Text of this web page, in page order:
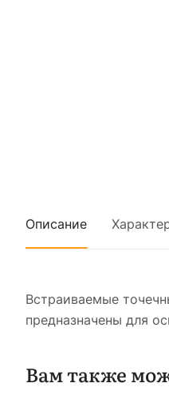
Описание
Встраиваемые
предназначены для
Вам также